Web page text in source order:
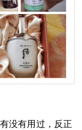
没有用过，反正